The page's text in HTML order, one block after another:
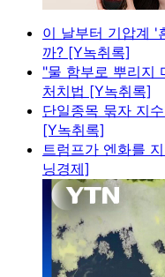
이 날부터 기압계 '
까? [Y녹취록]
"물 함부로 뿌리지
처치법 [Y녹취록]
단일종목 묶자 지
[Y녹취록]
트럼프가 엔화를
닝경제]